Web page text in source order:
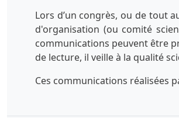
Lors d’un congrès, ou de tout
d'organisation (ou comité
communications peuvent être
de lecture, il veille à la qualité
Ces communications réalisées